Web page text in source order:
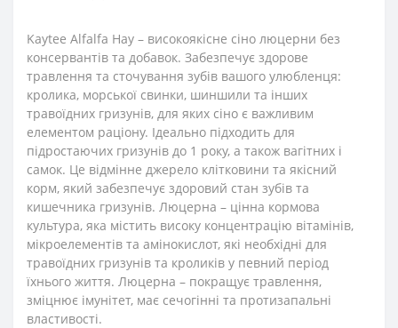
Kaytee Alfalfa Hay – високоякісне сіно люцерни без
консервантів та добавок. Забезпечує здорове
травлення та сточування зубів вашого улюбленця:
кролика, морської свинки, шиншили та інших
травоїдних гризунів, для яких сіно є важливим
елементом раціону. Ідеально підходить для
підростаючих гризунів до 1 року, а також вагітних і
самок. Це відмінне джерело клітковини та якісний
корм, який забезпечує здоровий стан зубів та
кишечника гризунів. Люцерна – цінна кормова
культура, яка містить високу концентрацію вітамінів,
мікроелементів та амінокислот, які необхідні для
травоїдних гризунів та кроликів у певний період
їхнього життя. Люцерна – покращує травлення,
зміцнює імунітет, має сечогінні та протизапальні
властивості.